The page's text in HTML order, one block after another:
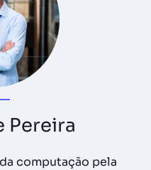
Pereira
computação pela